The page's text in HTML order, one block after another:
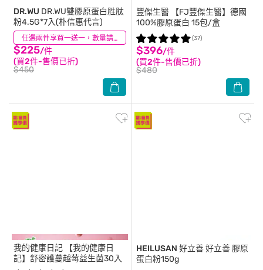
任選兩件享買一送一，數量請選2件
DR.WU DR.WU雙膠原蛋白胜肽
粉4.5G*7入(朴信惠代言)
$225/件
(買2件-售價已折)
$450
(10)
豐傑生醫 【FJ豐傑生醫】德國
100%膠原蛋白 15包/盒
$396/件
(買2件-售價已折)
$480
(37)
我的健康日記 【我的健康日
記】舒密護蔓越莓益生菌30入
HEILUSAN 好立善好立善 膠原
蛋白粉150g